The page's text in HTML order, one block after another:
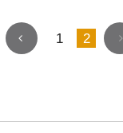
1 2